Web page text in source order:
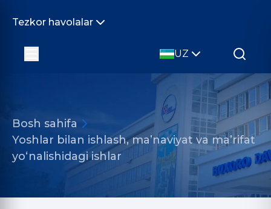
Tezkor havolalar
UZ
Bosh sahifa
Yoshlar bilan ishlash, ma’naviyat va ma’rifat
yo‘nalishidagi ishlar